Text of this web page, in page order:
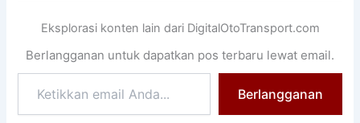
Eksplorasi konten lain dari DigitalOtoTransport.com
Berlangganan untuk dapatkan pos terbaru lewat email.
email
Anda...
Berlangganan